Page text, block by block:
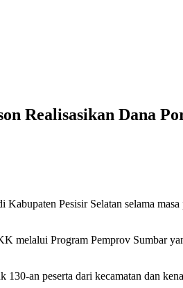
Realisasikan Dana
Pesisir Selatan selama
melalui Program Pemprov Sumbar
an peserta dari kecamatan dan